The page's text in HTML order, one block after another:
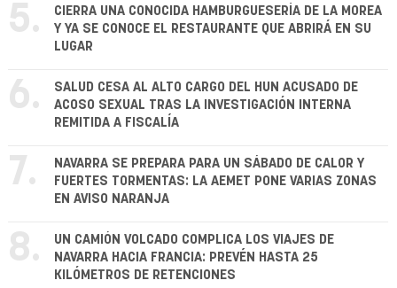
5.
CIERRA UNA CONOCIDA HAMBURGUESERÍA DE LA MOREA
Y YA SE CONOCE EL RESTAURANTE QUE ABRIRÁ EN SU
LUGAR
6.
SALUD CESA AL ALTO CARGO DEL HUN ACUSADO DE
ACOSO SEXUAL TRAS LA INVESTIGACIÓN INTERNA
REMITIDA A FISCALÍA
7.
NAVARRA SE PREPARA PARA UN SÁBADO DE CALOR Y
FUERTES TORMENTAS: LA AEMET PONE VARIAS ZONAS
EN AVISO NARANJA
8.
UN CAMIÓN VOLCADO COMPLICA LOS VIAJES DE
NAVARRA HACIA FRANCIA: PREVÉN HASTA 25
KILÓMETROS DE RETENCIONES